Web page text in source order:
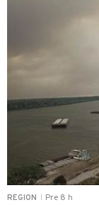
REGION Pre 8 h